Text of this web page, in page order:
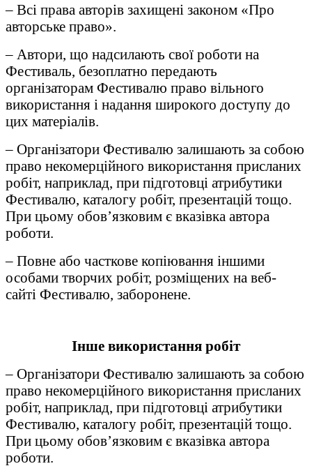
– Всі права авторів захищені законом «Про
авторське право».
– Автори, що надсилають свої роботи на
Фестиваль, безоплатно передають
організаторам Фестивалю право вільного
використання і надання широкого доступу до
цих матеріалів.
– Організатори Фестивалю залишають за собою
право некомерційного використання присланих
робіт, наприклад, при підготовці атрибутики
Фестивалю, каталогу робіт, презентацій тощо.
При цьому обов’язковим є вказівка автора
роботи.
– Повне або часткове копіювання іншими
особами творчих робіт, розміщених на веб-
сайті Фестивалю, заборонене.
Інше використання робіт
– Організатори Фестивалю залишають за собою
право некомерційного використання присланих
робіт, наприклад, при підготовці атрибутики
Фестивалю, каталогу робіт, презентацій тощо.
При цьому обов’язковим є вказівка автора
роботи.